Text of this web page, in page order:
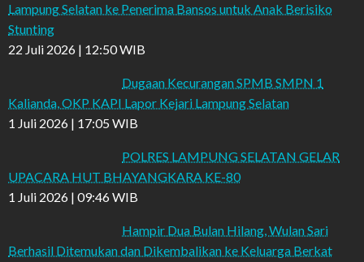
Lampung Selatan ke Penerima Bansos untuk Anak Berisiko
Stunting
22 Juli 2026 | 12:50 WIB
Dugaan Kecurangan SPMB SMPN 1
Kalianda, OKP KAPI Lapor Kejari Lampung Selatan
1 Juli 2026 | 17:05 WIB
POLRES LAMPUNG SELATAN GELAR
UPACARA HUT BHAYANGKARA KE-80
1 Juli 2026 | 09:46 WIB
Hampir Dua Bulan Hilang, Wulan Sari
Berhasil Ditemukan dan Dikembalikan ke Keluarga Berkat